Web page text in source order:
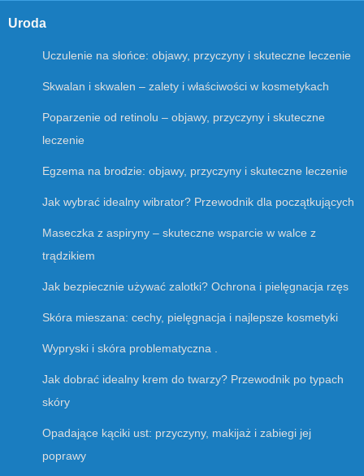
Uroda
Uczulenie na słońce: objawy, przyczyny i skuteczne leczenie
Skwalan i skwalen – zalety i właściwości w kosmetykach
Poparzenie od retinolu – objawy, przyczyny i skuteczne
leczenie
Egzema na brodzie: objawy, przyczyny i skuteczne leczenie
Jak wybrać idealny wibrator? Przewodnik dla początkujących
Maseczka z aspiryny – skuteczne wsparcie w walce z
trądzikiem
Jak bezpiecznie używać zalotki? Ochrona i pielęgnacja rzęs
Skóra mieszana: cechy, pielęgnacja i najlepsze kosmetyki
Wypryski i skóra problematyczna .
Jak dobrać idealny krem do twarzy? Przewodnik po typach
skóry
Opadające kąciki ust: przyczyny, makijaż i zabiegi jej
poprawy